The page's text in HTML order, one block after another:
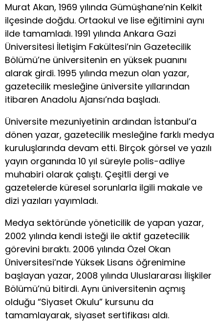
Murat Akan, 1969 yılında Gümüşhane’nin Kelkit
ilçesinde doğdu. Ortaokul ve lise eğitimini aynı
ilde tamamladı. 1991 yılında Ankara Gazi
Üniversitesi İletişim Fakültesi’nin Gazetecilik
Bölümü’ne üniversitenin en yüksek puanını
alarak girdi. 1995 yılında mezun olan yazar,
gazetecilik mesleğine üniversite yıllarından
itibaren Anadolu Ajansı’nda başladı.
Üniversite mezuniyetinin ardından İstanbul’a
dönen yazar, gazetecilik mesleğine farklı medya
kuruluşlarında devam etti. Birçok görsel ve yazılı
yayın organında 10 yıl süreyle polis-adliye
muhabiri olarak çalıştı. Çeşitli dergi ve
gazetelerde küresel sorunlarla ilgili makale ve
dizi yazıları yayımladı.
Medya sektöründe yöneticilik de yapan yazar,
2002 yılında kendi isteği ile aktif gazetecilik
görevini bıraktı. 2006 yılında Özel Okan
Üniversitesi’nde Yüksek Lisans öğrenimine
başlayan yazar, 2008 yılında Uluslararası İlişkiler
Bölümü’nü bitirdi. Aynı üniversitenin açmış
olduğu “Siyaset Okulu” kursunu da
tamamlayarak, siyaset sertifikası aldı.